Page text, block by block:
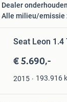
Dealer onderhouden
Alle milieu/emissie
Seat Leon 1.4
€ 5.690,-
2015 193.916